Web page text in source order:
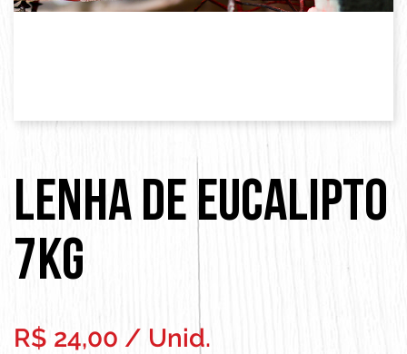
Lenha de Eucalipto
7Kg
R$ 24,00 / Unid.